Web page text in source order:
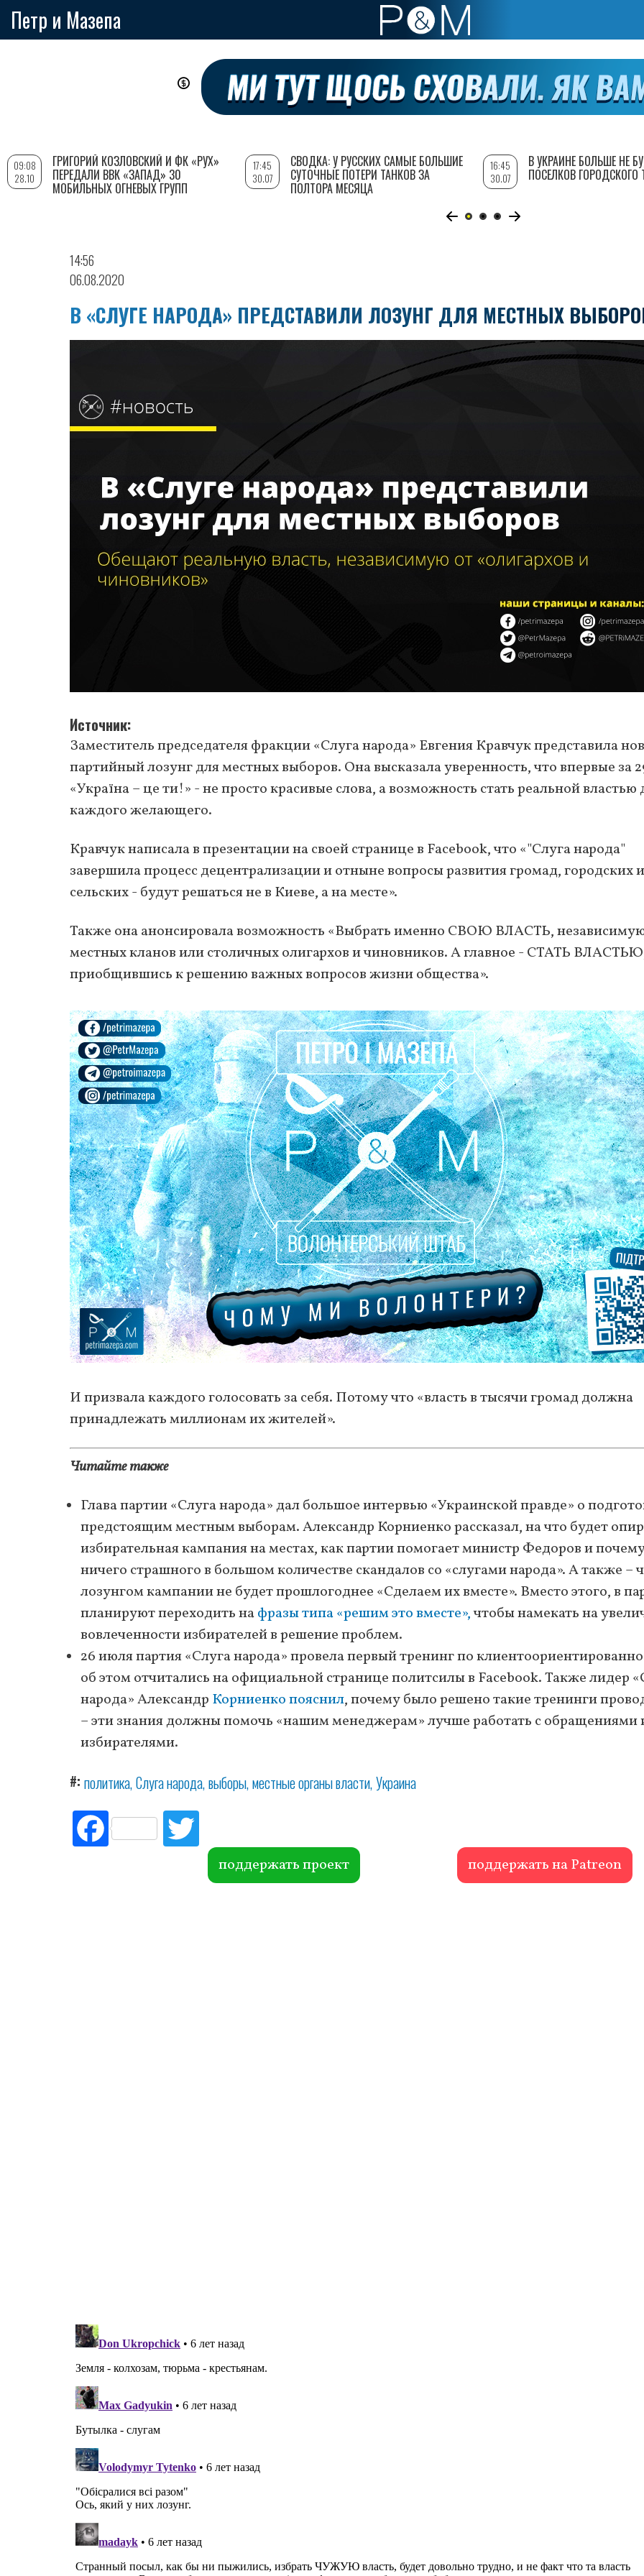
Петр и Мазепа
14:56
06.08.2020
В «СЛУГЕ НАРОДА» ПРЕДСТАВИЛИ ЛОЗУНГ ДЛЯ МЕСТНЫХ
Источник
Заместитель председателя фракции «Слуга народа» Евгения Кравчук представила
партийный лозунг для местных выборов. Она высказала уверенность, что впервые за
«Україна – це ти!» - не просто красивые слова, а возможность стать реальной властью
каждого желающего.
Кравчук написала в презентации на своей странице в Facebook, что «"Слуга народа"
завершила процесс децентрализации и отныне вопросы развития громад, городских
сельских - будут решаться не в Киеве, а на месте».
Также она анонсировала возможность «Выбрать именно СВОЮ ВЛАСТЬ,
местных кланов или столичных олигархов и чиновников. А главное - СТАТЬ
приобщившись к решению важных вопросов жизни общества».
И призвала каждого голосовать за себя. Потому что «власть в тысячи громад должна
принадлежать миллионам их жителей».
Читайте также
Глава партии «Слуга народа» дал большое интервью «Украинской правде» о
предстоящим местным выборам. Александр Корниенко рассказал, на что будет
избирательная кампания на местах, как партии помогает министр Федоров и
ничего страшного в большом количестве скандалов со «слугами народа». А также –
лозунгом кампании не будет прошлогоднее «Сделаем их вместе». Вместо этого, в
планируют переходить нафразы типа «решим это вместе»,чтобы намекать на
вовлеченности избирателей в решение проблем.
26 июля партия «Слуга народа» провела первый тренинг по
об этом отчитались на официальной странице политсилы в Facebook. Также лидер
народа» Александр Корниенко пояснил, почему было решено такие тренинги
– эти знания должны помочь «нашим менеджерам» лучше работать с обращениями
избирателями.
# политика Слуга народа выборы местные органы власти Украина
Fac
ebo itte
r поддержать проект поддержать на Patreon
09:08
28.10
ГРИГОРИЙ КОЗЛОВСКИЙ И ФК «РУХ»
ПЕРЕДАЛИ ВВК «ЗАПАД» 30
МОБИЛЬНЫХ ОГНЕВЫХ ГРУПП
17:45
30.07
СВОДКА: У РУССКИХ САМЫЕ БОЛЬШИЕ
СУТОЧНЫЕ ПОТЕРИ ТАНКОВ ЗА
ПОЛТОРА МЕСЯЦА
16:45
30.07
В УКРАИНЕ БОЛЬШЕ НЕ
ПОСЕЛКОВ ГОРОДСКОГО